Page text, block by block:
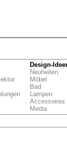
Design-
Neuheiten
Möbel
Bad
Lampen
Accessoires
Media